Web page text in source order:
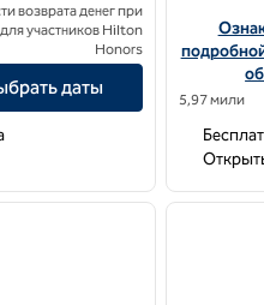
Inn Boca Raton
возврата денег при
участников Hilton
Honors
даты
5,97 мили
следующее
1 из 12